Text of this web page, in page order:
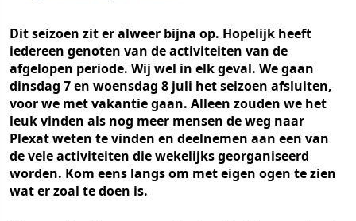
Dit seizoen zit er alweer bijna op. Hopelijk heeft
iedereen genoten van de activiteiten van de
afgelopen periode. Wij wel in elk geval. We gaan
dinsdag 7 en woensdag 8 juli het seizoen afsluiten,
voor we met vakantie gaan. Alleen zouden we het
leuk vinden als nog meer mensen de weg naar
Plexat weten te vinden en deelnemen aan een van
de vele activiteiten die wekelijks georganiseerd
worden. Kom eens langs om met eigen ogen te zien
wat er zoal te doen is.